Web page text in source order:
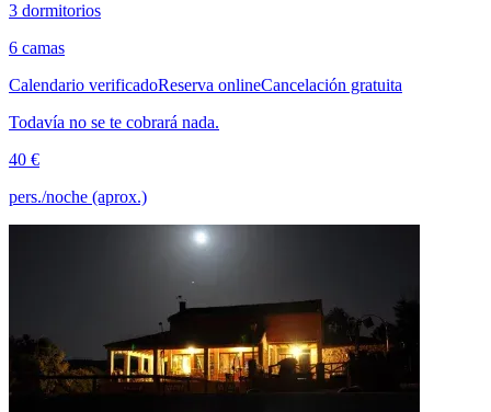
3 dormitorios
6 camas
Calendario verificadoReserva onlineCancelación gratuita
Todavía no se te cobrará nada.
40 €
pers./noche (aprox.)